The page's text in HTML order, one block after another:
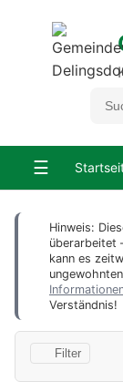
☰
Hinweis:
überarbeitet
kann es
Verständnis!
Filter